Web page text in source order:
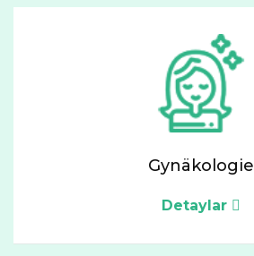
Gynäkologie
Detaylar